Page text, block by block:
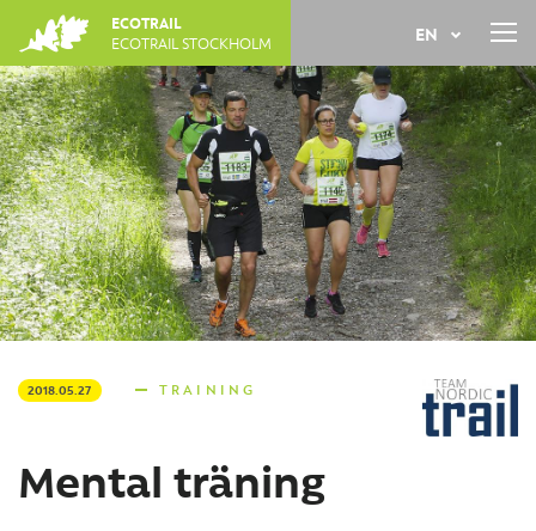
navigation
ECOTRAIL
ECOTRAIL STOCKHOLM
EN
SV
Back
to
top
2018.05.27 TRAINING
Mental träning